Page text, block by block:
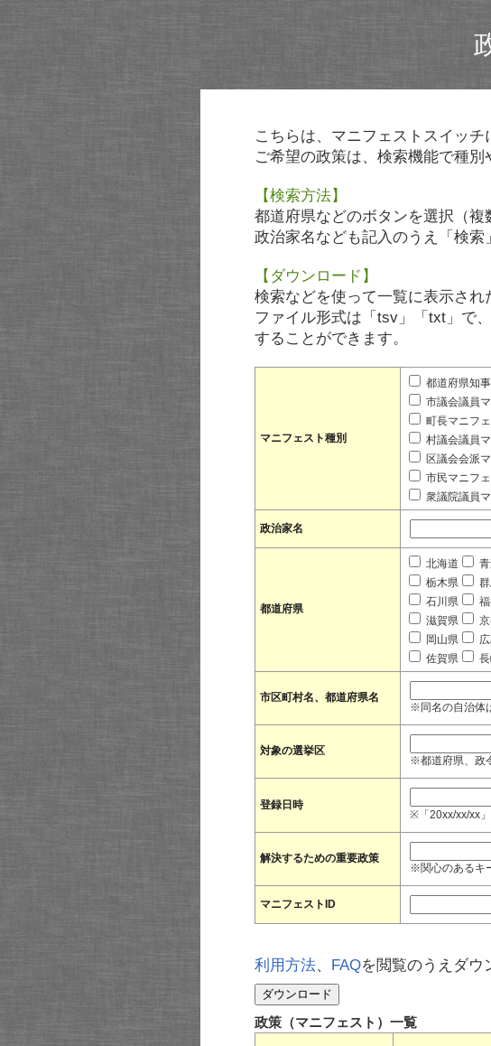
こちらは、マニフェストスイッチ
ご希望の政策は、検索機能で種別
【検索方法】
都道府県などのボタンを選択（複
政治家名なども記入のうえ「検索
【ダウンロード】
検索などを使って一覧に表示され
ファイル形式は「tsv」「txt」で
することができます。
マニフェスト種別
都道府県知
市議会議員
町長マニフ
村議会議員
区議会会派
市民マニフ
衆議院議員
政治家名
都道府県
北海道
栃木県
石川県
滋賀県
岡山県
佐賀県
市区町村名、都道府県名
※同名の自治体
対象の選挙区
※都道府県、政
登録日時
※「20xx/xx/xx
解決するための重要政策
※関心のあるキ
マニフェストID
利用方法、 FAQを閲覧のうえダウ
政策（マニフェスト）一覧